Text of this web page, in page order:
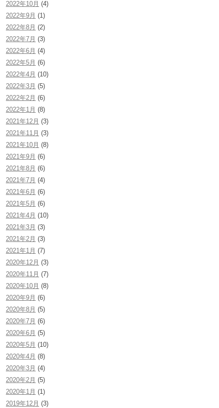
2022年10月 (4)
2022年9月 (1)
2022年8月 (2)
2022年7月 (3)
2022年6月 (4)
2022年5月 (6)
2022年4月 (10)
2022年3月 (5)
2022年2月 (6)
2022年1月 (8)
2021年12月 (3)
2021年11月 (3)
2021年10月 (8)
2021年9月 (6)
2021年8月 (6)
2021年7月 (4)
2021年6月 (6)
2021年5月 (6)
2021年4月 (10)
2021年3月 (3)
2021年2月 (3)
2021年1月 (7)
2020年12月 (3)
2020年11月 (7)
2020年10月 (8)
2020年9月 (6)
2020年8月 (5)
2020年7月 (6)
2020年6月 (5)
2020年5月 (10)
2020年4月 (8)
2020年3月 (4)
2020年2月 (5)
2020年1月 (1)
2019年12月 (3)